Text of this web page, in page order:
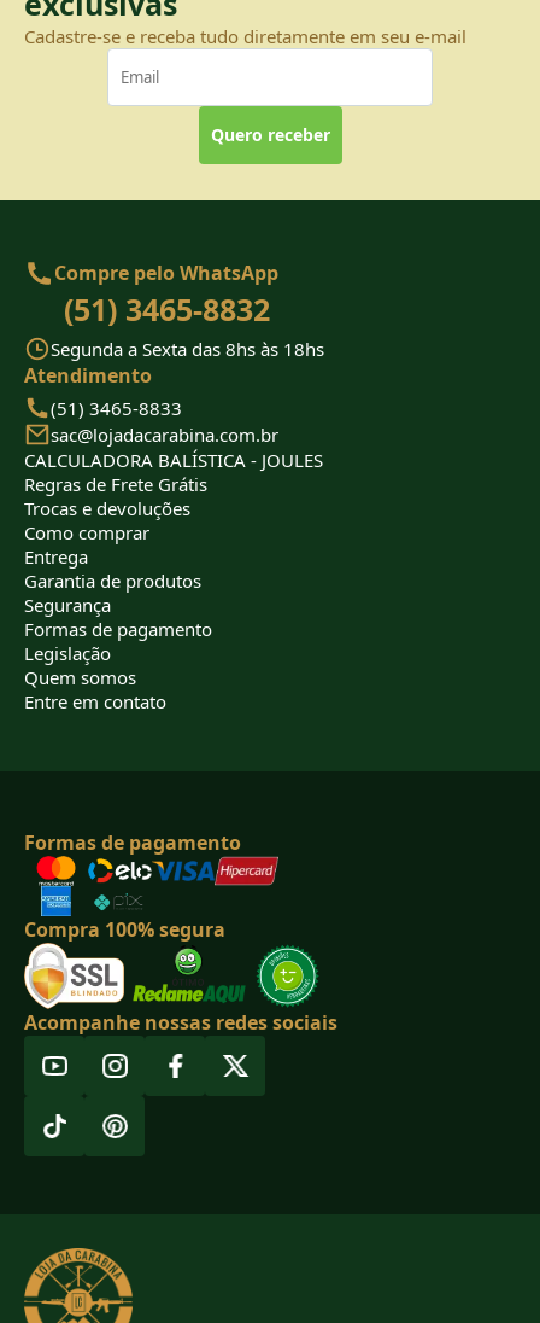
Cadastre-se e receba tudo diretamente em seu e-mail
Quero receber
Compre pelo WhatsApp
(51) 3465-8832
Segunda a Sexta das 8hs às 18hs
Atendimento
(51) 3465-8833
sac@lojadacarabina.com.br
CALCULADORA BALÍSTICA - JOULES
Regras de Frete Grátis
Trocas e devoluções
Como comprar
Entrega
Garantia de produtos
Segurança
Formas de pagamento
Legislação
Quem somos
Entre em contato
Formas de pagamento
Compra 100% segura
Acompanhe nossas redes sociais